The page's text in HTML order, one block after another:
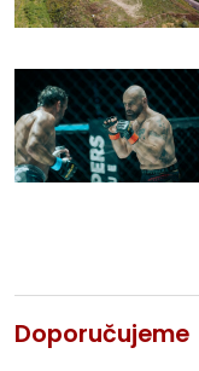
Doporučujeme